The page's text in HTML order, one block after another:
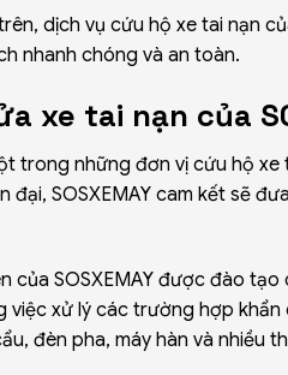
dịch vụ cứu hộ xe tai nạn
nhanh chóng và an toàn.
xe tai nạn của
trong những đơn vị cứu hộ xe
đại, SOSXEMAY cam kết sẽ
của SOSXEMAY được đào
xử lý các trường hợp khẩn
đèn pha, máy hàn và nhiều